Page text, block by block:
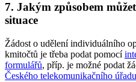
7. Jakým způsobem
situace
Žádost o udělení individuálního
kmitočtů je třeba podat pomocí
formulářů, příp. je možné podat
Českého telekomunikačního úřadu